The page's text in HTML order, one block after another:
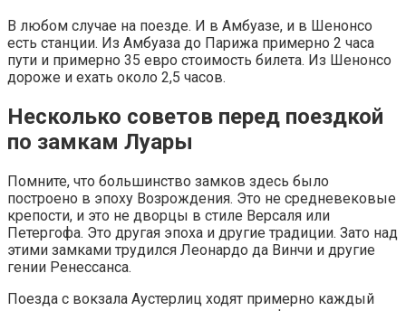
В любом случае на поезде. И в Амбуазе, и в Шенонсо
есть станции. Из Амбуаза до Парижа примерно 2 часа
пути и примерно 35 евро стоимость билета. Из Шенонсо
дороже и ехать около 2,5 часов.
Несколько советов перед поездкой
по замкам Луары
Помните, что большинство замков здесь было
построено в эпоху Возрождения. Это не средневековые
крепости, и это не дворцы в стиле Версаля или
Петергофа. Это другая эпоха и другие традиции. Зато над
этими замками трудился Леонардо да Винчи и другие
гении Ренессанса.
Поезда с вокзала Аустерлиц ходят примерно каждый